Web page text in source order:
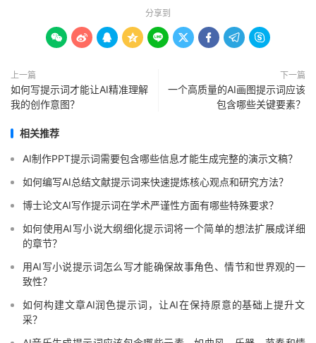
分享到
        
上一篇
如何写提示词才能让AI精准理解
我的创作意图？
下一篇
一个高质量的AI画图提示词应该
包含哪些关键要素？
相关推荐
AI制作PPT提示词需要包含哪些信息才能生成完整的演示文稿？
如何编写AI总结文献提示词来快速提炼核心观点和研究方法？
博士论文AI写作提示词在学术严谨性方面有哪些特殊要求？
如何使用AI写小说大纲细化提示词将一个简单的想法扩展成详细
的章节？
用AI写小说提示词怎么写才能确保故事角色、情节和世界观的一
致性？
如何构建文章AI润色提示词，让AI在保持原意的基础上提升文
采？